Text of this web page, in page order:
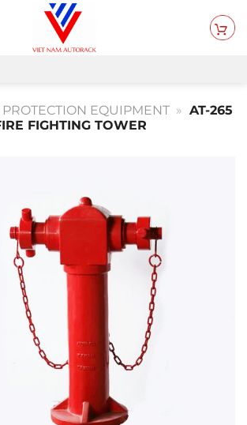
PROTECTION EQUIPMENT » AT-265
FIGHTING TOWER